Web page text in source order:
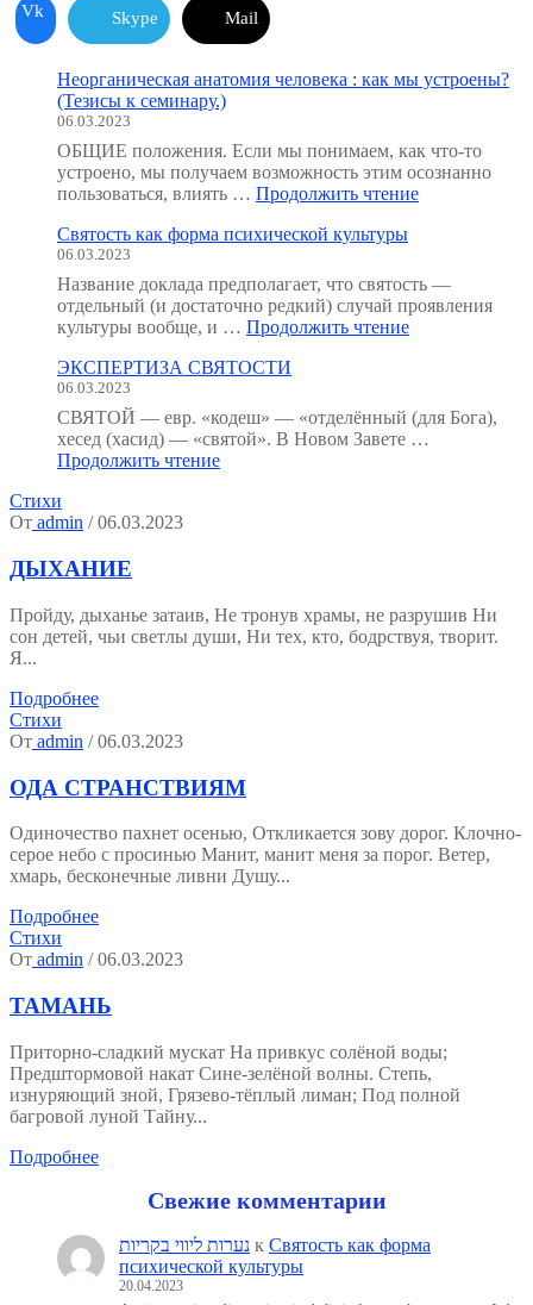
Vk Skype Mail
Неорганическая анатомия человека : как мы устроены?
(Тезисы к семинару.)
06.03.2023
ОБЩИЕ положения. Если мы понимаем, как что-то
устроено, мы получаем возможность этим осознанно
пользоваться, влиять … Продолжить чтение
как
мы
Святость как форма психической культуры
06.03.2023
Название доклада предполагает, что святость —
отдельный (и достаточно редкий) случай проявления
культуры вообще, и … Продолжить чтение"Святость
культуры"
ЭКСПЕРТИЗА СВЯТОСТИ
06.03.2023
СВЯТОЙ — евр. «кодеш» — «отделённый (для Бога),
хесед (хасид) — «святой». В Новом Завете …
Продолжить чтение"ЭКСПЕРТИЗА
Стихи
От admin / 06.03.2023
ДЫХАНИЕ
Пройду, дыханье затаив, Не тронув храмы, не разрушив Ни
сон детей, чьи светлы души, Ни тех, кто, бодрствуя, творит.
Я...
Подробнее
Стихи
От admin / 06.03.2023
ОДА СТРАНСТВИЯМ
Одиночество пахнет осенью, Откликается зову дорог. Клочно-
серое небо с просинью Манит, манит меня за порог. Ветер,
хмарь, бесконечные ливни Душу...
Подробнее
Стихи
От admin / 06.03.2023
ТАМАНЬ
Приторно-сладкий мускат На привкус солёной воды;
Предштормовой накат Сине-зелёной волны. Степь,
изнуряющий зной, Грязево-тёплый лиман; Под полной
багровой луной Тайну...
Подробнее
Свежие комментарии
נערות ליווי בקריות к Святость как форма
психической культуры
20.04.2023